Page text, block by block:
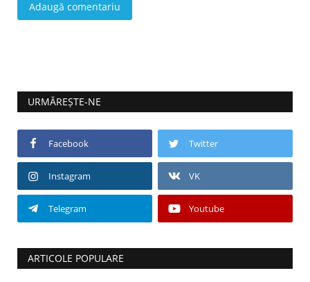
Adaugă comentariu
URMĂREȘTE-NE
Facebook Twitter
Instagram VK
Telegram Youtube
ARTICOLE POPULARE